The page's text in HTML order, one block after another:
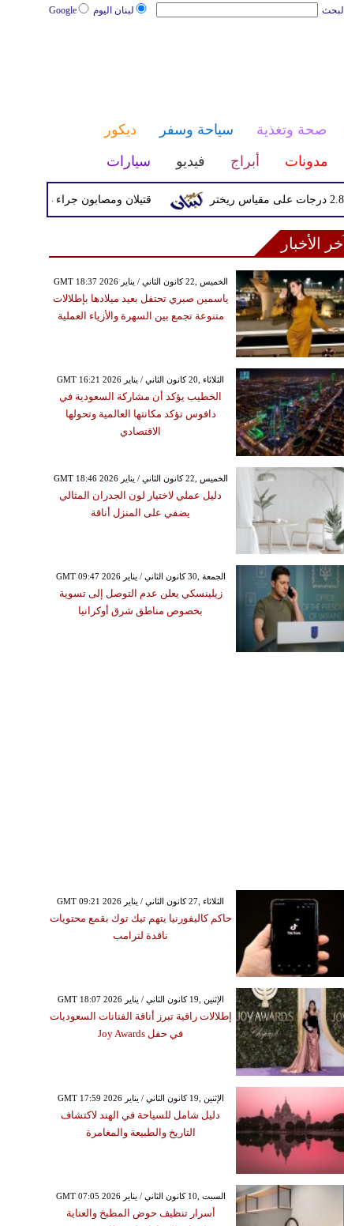
لبنان اليوم Google البحث
صحة وتغذية سياحة وسفر
ديكور
مدونات أبراج فيديو سيارات
قتيلان ومصابون جراء 14 غارة إسرائيلية على شرق وجنوب لبنان
آخر الأخبار
GMT 18:37 2026 الخميس ,22 كانون الثاني / يناير
ياسمين صبري تحتفل بعيد ميلادها بإطلالات
متنوعة تجمع بين السهرة والأزياء العملية
GMT 16:21 2026 الثلاثاء ,20 كانون الثاني / يناير
الخطيب يؤكد أن مشاركة السعودية في
دافوس تؤكد مكانتها العالمية وتحولها
الاقتصادي
GMT 18:46 2026 الخميس ,22 كانون الثاني / يناير
دليل عملي لاختيار لون الجدران المثالي
يضفي على المنزل أناقة
GMT 09:47 2026 الجمعة ,30 كانون الثاني / يناير
زيلينسكي يعلن عدم التوصل إلى تسوية
بخصوص مناطق شرق أوكرانيا
GMT 09:21 2026 الثلاثاء ,27 كانون الثاني / يناير
حاكم كاليفورنيا يتهم تيك توك بقمع محتويات
ناقدة لترامب
GMT 18:07 2026 الإثنين ,19 كانون الثاني / يناير
إطلالات راقية تبرز أناقة الفنانات السعوديات
في حفل Joy Awards
GMT 17:59 2026 الإثنين ,19 كانون الثاني / يناير
دليل شامل للسياحة في الهند لاكتشاف
التاريخ والطبيعة والمغامرة
GMT 07:05 2026 السبت ,10 كانون الثاني / يناير
أسرار تنظيف حوض المطبخ والعناية